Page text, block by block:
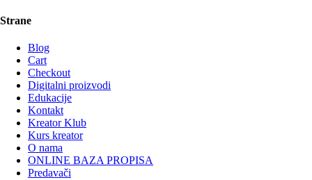
Strane
Blog
Cart
Checkout
Digitalni proizvodi
Edukacije
Kontakt
Kreator Klub
Kurs kreator
O nama
ONLINE BAZA PROPISA
Predavači